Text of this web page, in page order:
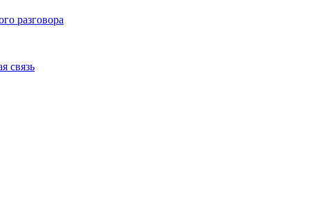
разговора
связь